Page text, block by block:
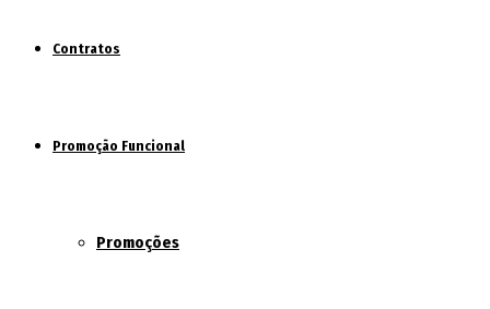
Contratos
Promoção Funcional
Promoções